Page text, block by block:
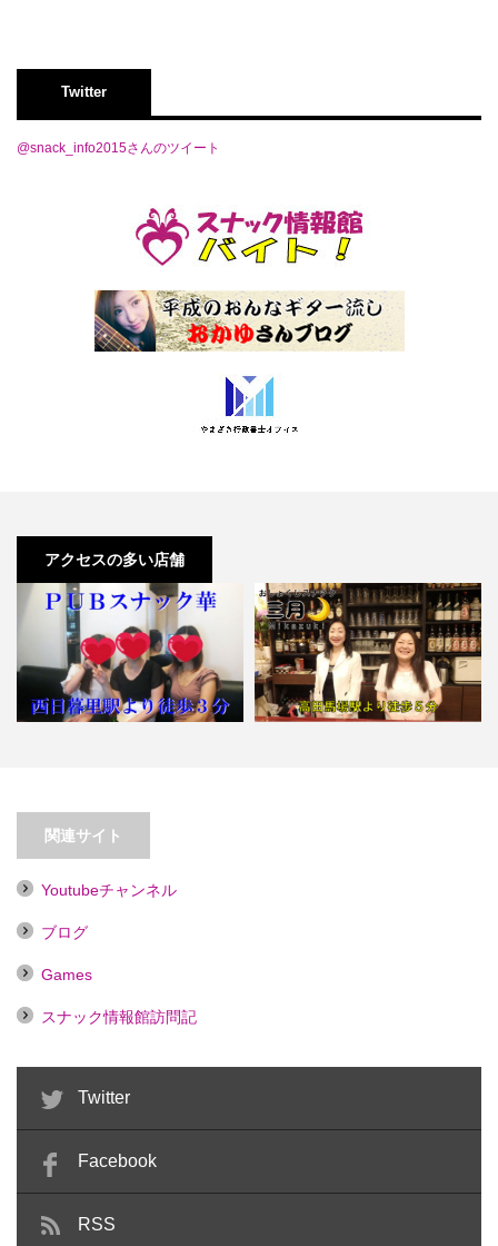
Twitter
@snack_info2015さんのツイート
アクセスの多い店舗
【西日暮里】ＰＵＢスナック 華
関連サイト
Youtubeチャンネル
ブログ
Games
スナック情報館訪問記
Twitter
Facebook
RSS